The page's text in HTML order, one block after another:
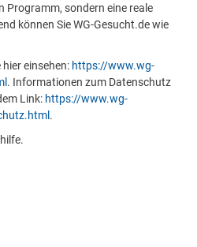
Programm, sondern eine reale
können Sie WG-Gesucht.de wie
hier einsehen: https://www.wg-
. Informationen zum Datenschutz
Link: https://www.wg-
.